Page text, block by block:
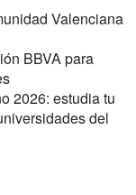
Valenciana
BBVA para
2026: estudia tu
del